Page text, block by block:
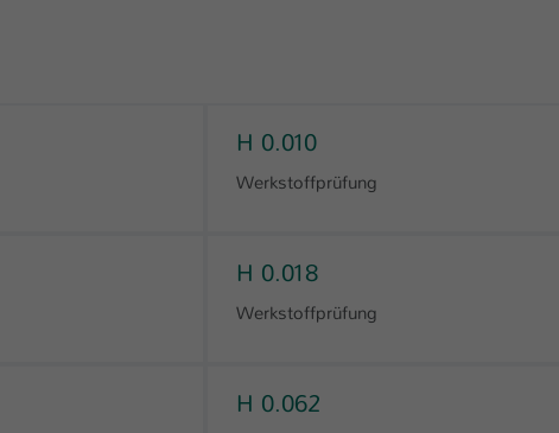
H 0.010
Werkstoffprüfung
H 0.018
Werkstoffprüfung
H 0.062